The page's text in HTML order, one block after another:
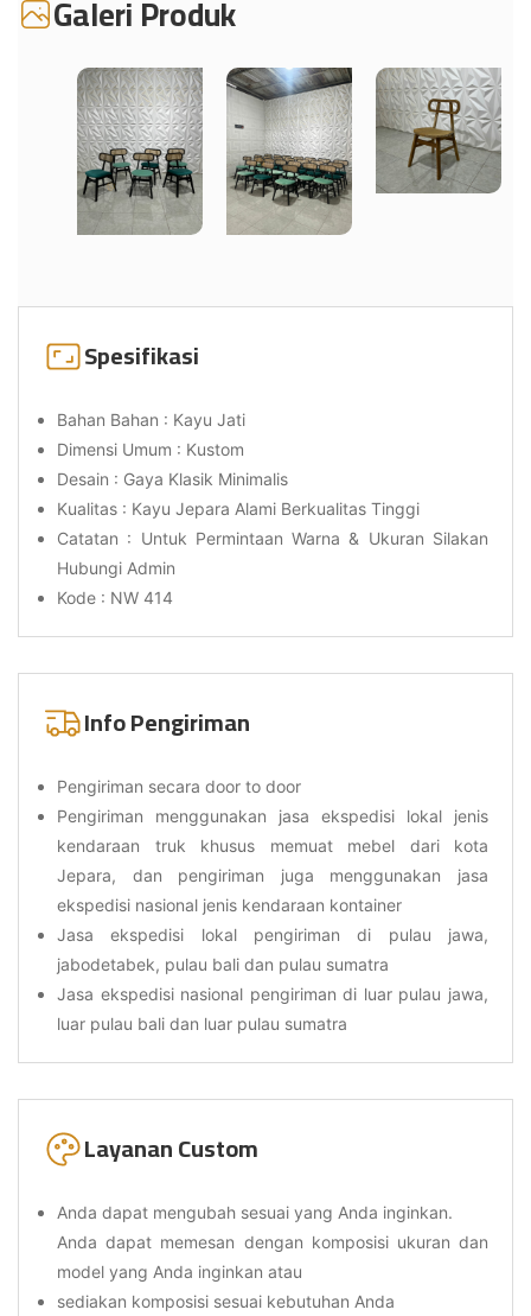
Galeri Produk
Spesifikasi
Bahan Bahan : Kayu Jati
Dimensi Umum : Kustom
Desain : Gaya Klasik Minimalis
Kualitas : Kayu Jepara Alami Berkualitas Tinggi
Catatan : Untuk Permintaan Warna & Ukuran Silakan
Hubungi Admin
Kode : NW 414
Info Pengiriman
Pengiriman secara door to door
Pengiriman menggunakan jasa ekspedisi lokal jenis
kendaraan truk khusus memuat mebel dari kota
Jepara, dan pengiriman juga menggunakan jasa
ekspedisi nasional jenis kendaraan kontainer
Jasa ekspedisi lokal pengiriman di pulau jawa,
jabodetabek, pulau bali dan pulau sumatra
Jasa ekspedisi nasional pengiriman di luar pulau jawa,
luar pulau bali dan luar pulau sumatra
Layanan Custom
Anda dapat mengubah sesuai yang Anda inginkan.
Anda dapat memesan dengan komposisi ukuran dan
model yang Anda inginkan atau
sediakan komposisi sesuai kebutuhan Anda